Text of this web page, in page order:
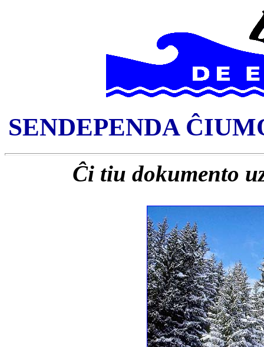
SENDEPENDA
Ĉi tiu dokumento